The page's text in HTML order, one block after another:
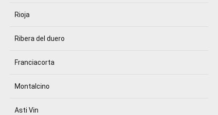
Rioja
Ribera del duero
Franciacorta
Montalcino
Asti Vin